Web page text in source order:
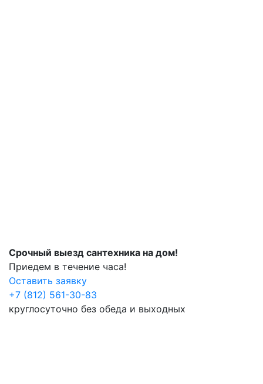
Срочный выезд сантехника на дом!
Приедем в течение часа!
Оставить заявку
+7 (812) 561-30-83
круглосуточно без обеда и выходных